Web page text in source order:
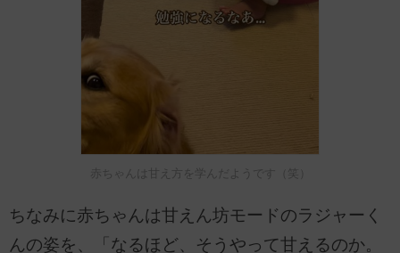
赤ちゃんは甘え方を学んだようです（笑）
ちなみに赤ちゃんは甘えん坊モードのラジャーく
んの姿を、「なるほど、そうやって甘えるのか。